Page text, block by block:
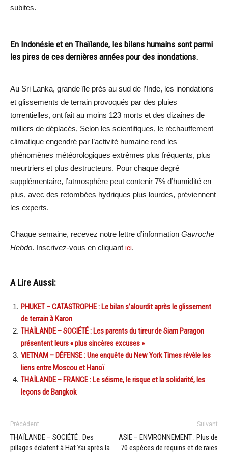
subites.
En Indonésie et en Thaïlande, les bilans humains sont parmi
les pires de ces dernières années pour des inondations.
Au Sri Lanka, grande île près au sud de l’Inde, les inondations
et glissements de terrain provoqués par des pluies
torrentielles, ont fait au moins 123 morts et des dizaines de
milliers de déplacés, Selon les scientifiques, le réchauffement
climatique engendré par l’activité humaine rend les
phénomènes météorologiques extrêmes plus fréquents, plus
meurtriers et plus destructeurs. Pour chaque degré
supplémentaire, l’atmosphère peut contenir 7% d’humidité en
plus, avec des retombées hydriques plus lourdes, préviennent
les experts.
Chaque semaine, recevez notre lettre d’information Gavroche
Hebdo. Inscrivez-vous en cliquant ici.
A Lire Aussi:
PHUKET – CATASTROPHE : Le bilan s’alourdit après le glissement
de terrain à Karon
THAÏLANDE – SOCIÉTÉ : Les parents du tireur de Siam Paragon
présentent leurs « plus sincères excuses »
VIETNAM – DÉFENSE : Une enquête du New York Times révèle les
liens entre Moscou et Hanoï
THAÏLANDE – FRANCE : Le séisme, le risque et la solidarité, les
leçons de Bangkok
Précédent
THAÏLANDE – SOCIÉTÉ : Des
pillages éclatent à Hat Yai après la
Suivant
ASIE – ENVIRONNEMENT : Plus de
70 espèces de requins et de raies